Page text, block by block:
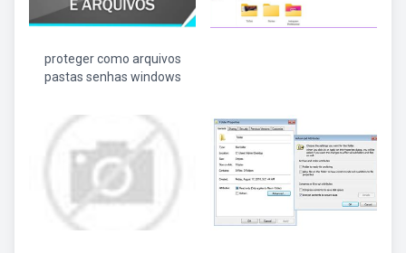
proteger como arquivos
pastas senhas windows